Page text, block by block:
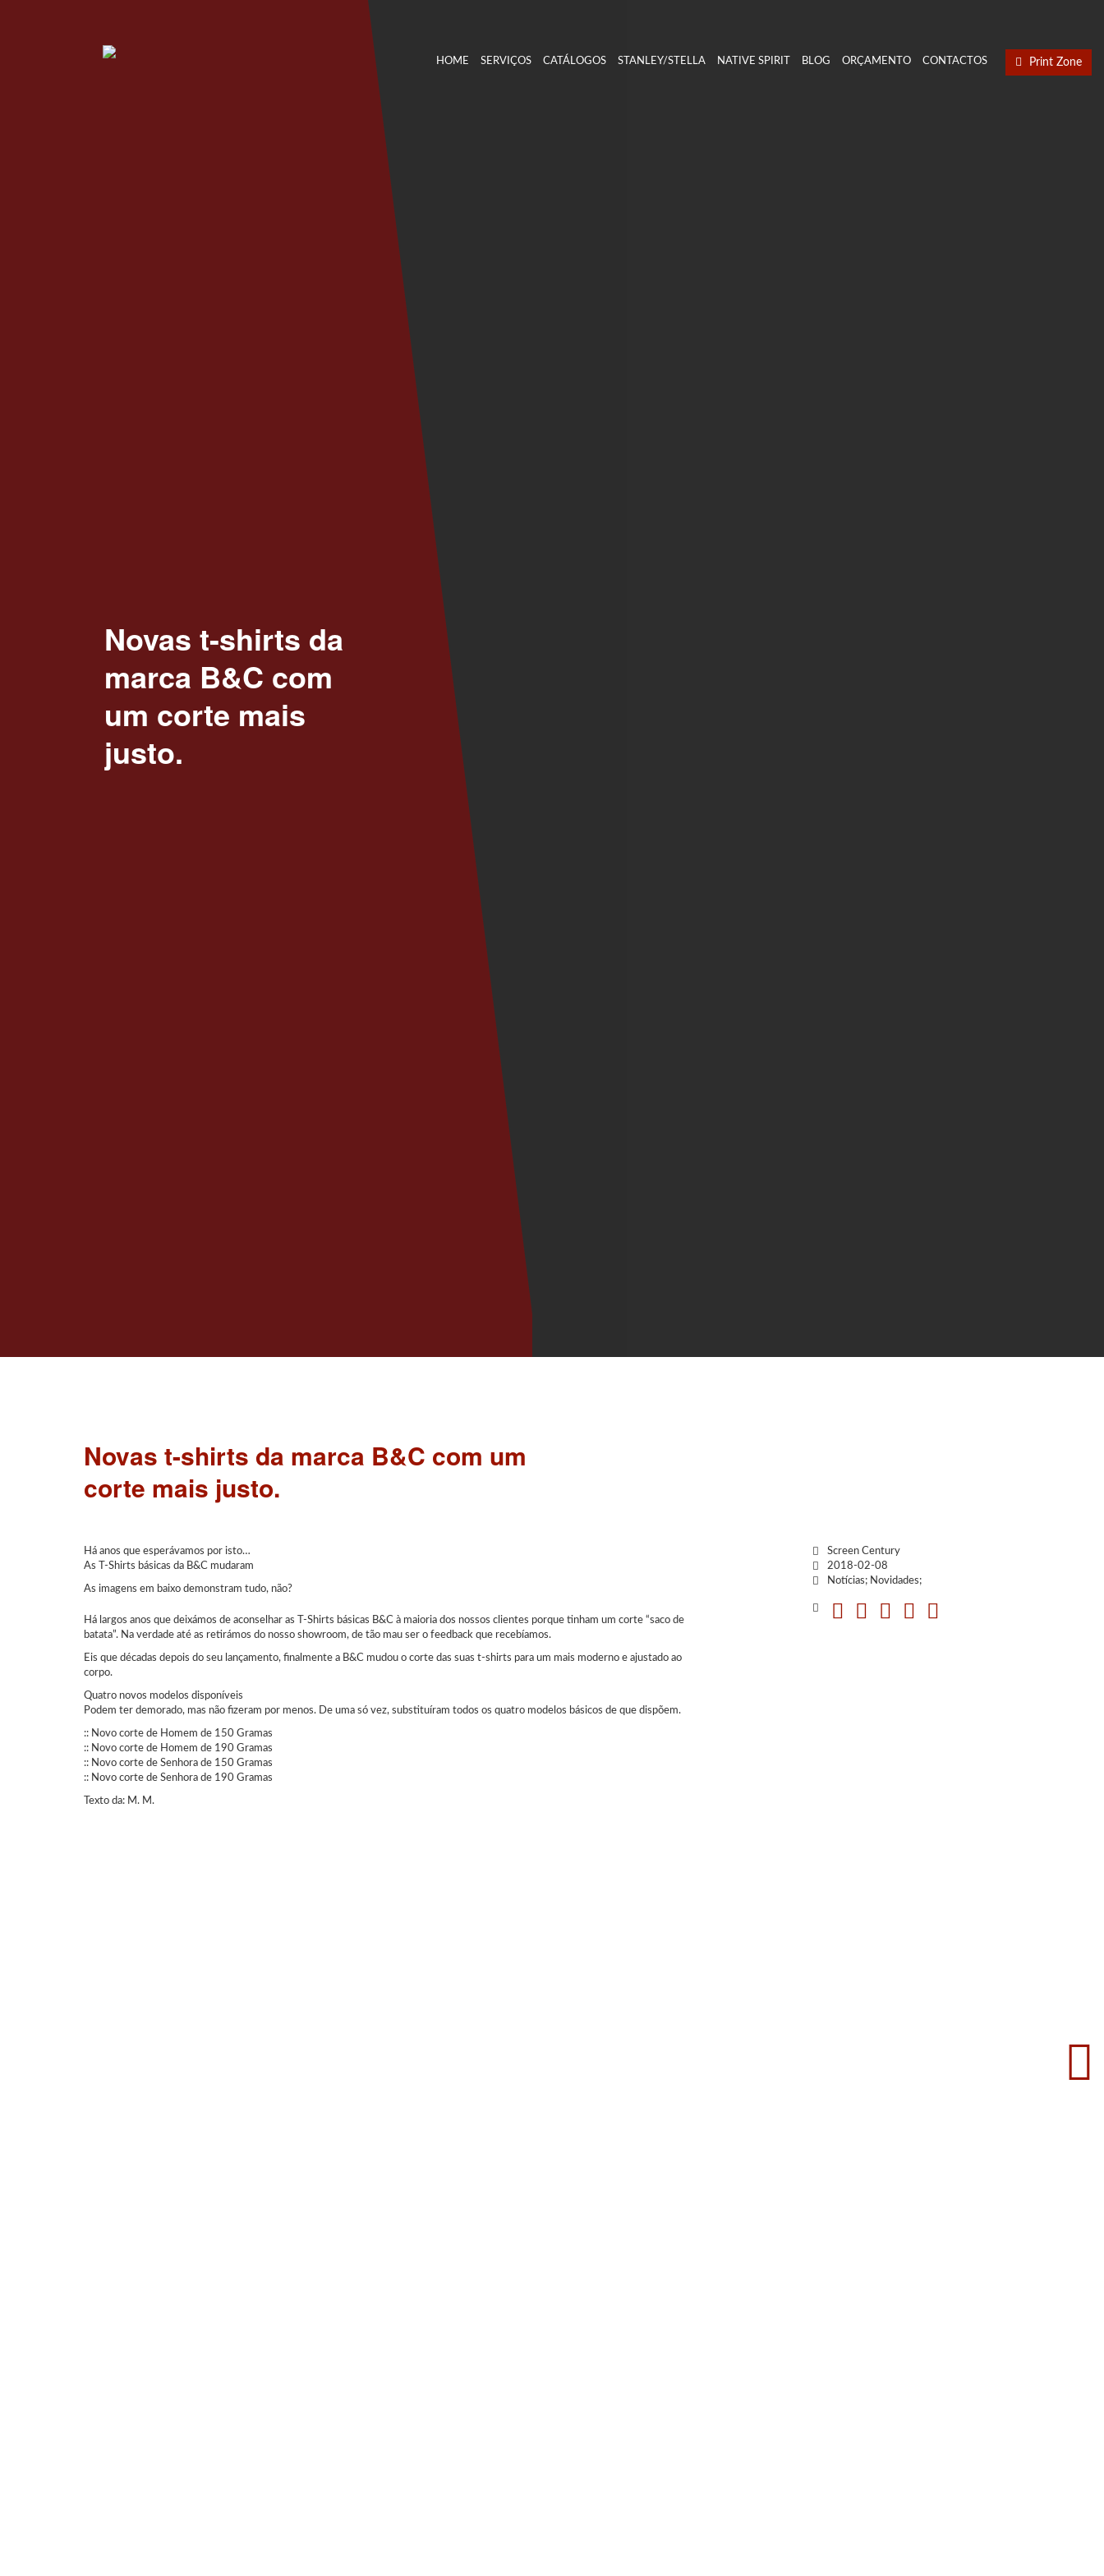
Print Zone
HOME SERVIÇOS CATÁLOGOS STANLEY/STELLA NATIVE SPIRIT BLOG ORÇAMENTO CONTACTOS
Novas t-shirts da
marca B&C com
um corte mais
justo.
Novas t-shirts da marca B&C com um
corte mais justo.
Screen Century
2018-02-08
Notícias; Novidades;
Há anos que esperávamos por isto…
As T-Shirts básicas da B&C mudaram
As imagens em baixo demonstram tudo, não?
Há largos anos que deixámos de aconselhar as T-Shirts básicas B&C à maioria dos nossos clientes porque tinham um corte “saco de
batata”. Na verdade até as retirámos do nosso showroom, de tão mau ser o feedback que recebíamos.
Eis que décadas depois do seu lançamento, finalmente a B&C mudou o corte das suas t-shirts para um mais moderno e ajustado ao
corpo.
Quatro novos modelos disponíveis
Podem ter demorado, mas não fizeram por menos. De uma só vez, substituíram todos os quatro modelos básicos de que dispõem.
:: Novo corte de Homem de 150 Gramas
:: Novo corte de Homem de 190 Gramas
:: Novo corte de Senhora de 150 Gramas
:: Novo corte de Senhora de 190 Gramas
Texto da: M. M.